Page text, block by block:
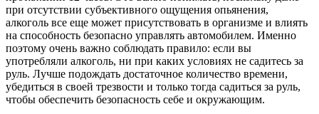
при отсутствии субъективного ощущения опьянения,
алкоголь все еще может присутствовать в организме и влиять
на способность безопасно управлять автомобилем. Именно
поэтому очень важно соблюдать правило: если вы
употребляли алкоголь, ни при каких условиях не садитесь за
руль. Лучше подождать достаточное количество времени,
убедиться в своей трезвости и только тогда садиться за руль,
чтобы обеспечить безопасность себе и окружающим.